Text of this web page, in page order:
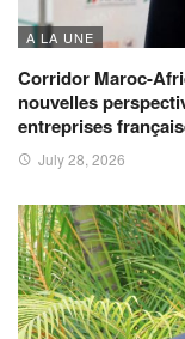
A LA UNE
Corridor Maroc-
nouvelles
entreprises
July 28, 2026